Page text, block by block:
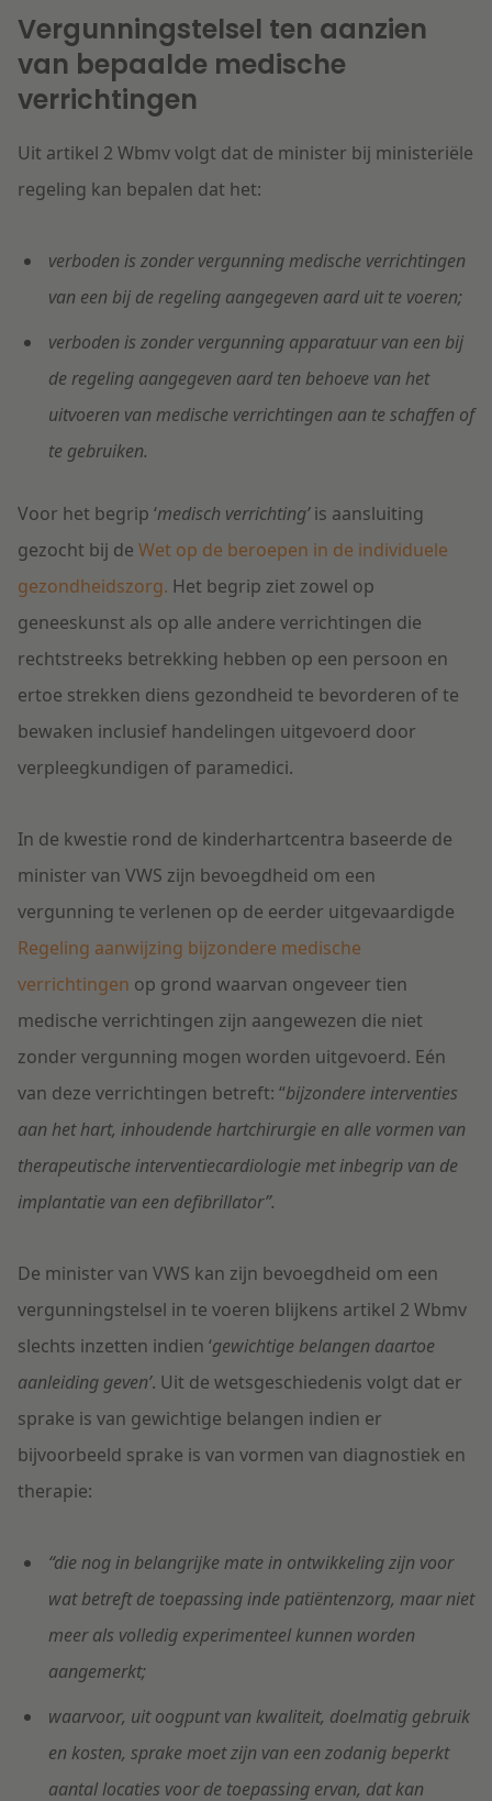
Vergunningstelsel ten aanzien
van bepaalde medische
verrichtingen
Uit artikel 2 Wbmv volgt dat de minister bij ministeriële
regeling kan bepalen dat het:
verboden is zonder vergunning medische verrichtingen
van een bij de regeling aangegeven aard uit te voeren;
verboden is zonder vergunning apparatuur van een bij
de regeling aangegeven aard ten behoeve van het
uitvoeren van medische verrichtingen aan te schaffen of
te gebruiken.
Voor het begrip ‘medisch verrichting’is aansluiting
gezocht bij de Wet op de beroepen in de individuele
gezondheidszorg. Het begrip ziet zowel op
geneeskunst als op alle andere verrichtingen die
rechtstreeks betrekking hebben op een persoon en
ertoe strekken diens gezondheid te bevorderen of te
bewaken inclusief handelingen uitgevoerd door
verpleegkundigen of paramedici.
In de kwestie rond de kinderhartcentra baseerde de
minister van VWS zijn bevoegdheid om een
vergunning te verlenen op de eerder uitgevaardigde
Regeling aanwijzing bijzondere medische
verrichtingen op grond waarvan ongeveer tien
medische verrichtingen zijn aangewezen die niet
zonder vergunning mogen worden uitgevoerd. Eén
van deze verrichtingen betreft: “bijzondere interventies
aan het hart, inhoudende hartchirurgie en alle vormen van
therapeutische interventiecardiologie met inbegrip van de
implantatie van een defibrillator”.
De minister van VWS kan zijn bevoegdheid om een
vergunningstelsel in te voeren blijkens artikel 2 Wbmv
slechts inzetten indien ‘gewichtige belangen daartoe
aanleiding geven’. Uit de wetsgeschiedenis volgt dat er
sprake is van gewichtige belangen indien er
bijvoorbeeld sprake is van vormen van diagnostiek en
therapie:
“die nog in belangrijke mate in ontwikkeling zijn voor
wat betreft de toepassing inde patiëntenzorg, maar niet
meer als volledig experimenteel kunnen worden
aangemerkt;
waarvoor, uit oogpunt van kwaliteit, doelmatig gebruik
en kosten, sprake moet zijn van een zodanig beperkt
aantal locaties voor de toepassing ervan, dat kan